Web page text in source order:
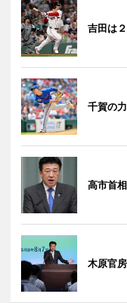
吉田は
千賀の
高市首
木原官